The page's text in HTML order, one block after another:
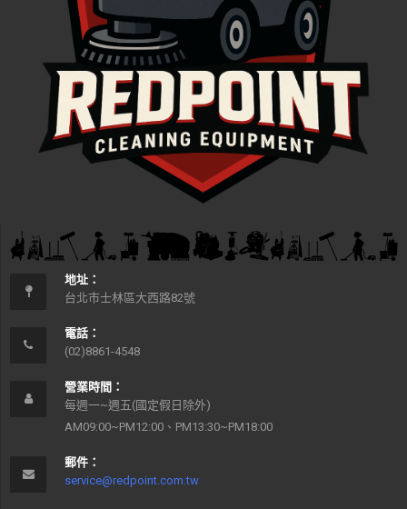
地址：
台北市士林區大西路82號
電話：
(02)8861-4548
營業時間：
每週一~週五(國定假日除外)
AM09:00~PM12:00、PM13:30~PM18:00
郵件：
service@redpoint.com.tw